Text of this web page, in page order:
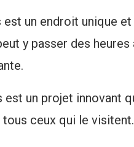
est un endroit unique
y passer des
est un projet innovant
ceux qui le